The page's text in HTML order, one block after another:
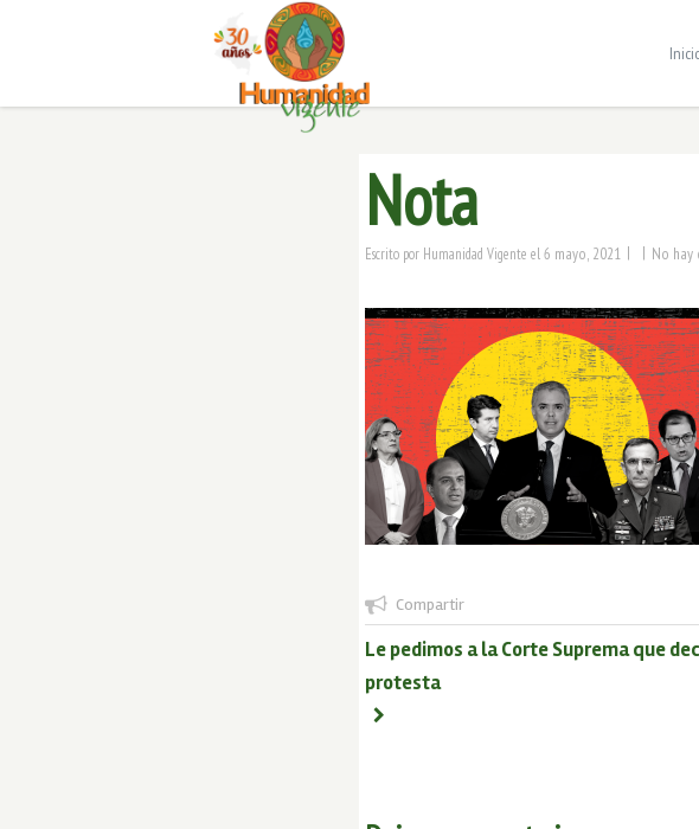
Nota
Escrito por Humanidad Vigente el 6 mayo, 2021 | | No
Compartir
Le pedimos a la Corte Suprema que
protesta